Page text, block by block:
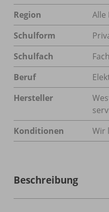
Region
Alle
Schulform
Schulfach
Beruf
Hersteller
Konditionen
Wir
Beschreibung